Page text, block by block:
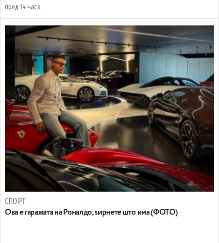
пред 14 часа
СПОРТ
Ова е гаражата на Роналдо, ѕирнете што има (ФОТО)